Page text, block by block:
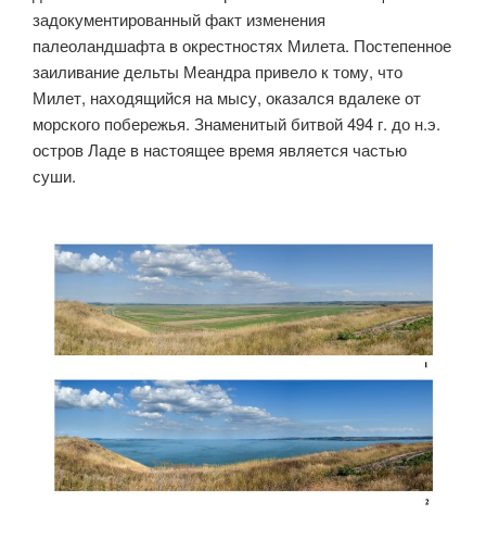
задокументированный факт изменения
палеоландшафта в окрестностях Милета. Постепенное
заиливание дельты Меандра привело к тому, что
Милет, находящийся на мысу, оказался вдалеке от
морского побережья. Знаменитый битвой 494 г. до н.э.
остров Ладе в настоящее время является частью
суши.